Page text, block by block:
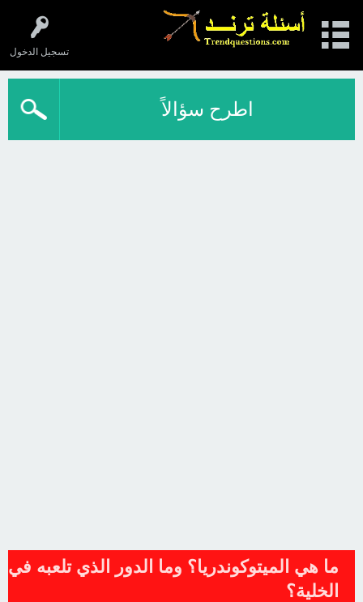
تسجيل الدخول
اطرح سؤالاً
ما هي الميتوكوندريا؟ وما الدور الذي تلعبه في
الخلية؟